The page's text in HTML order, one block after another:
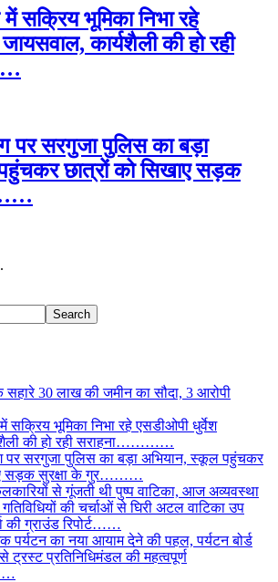
सक्रिय भूमिका निभा रहे
कार्यशैली की हो रही
पर सरगुजा पुलिस का बड़ा
छात्रों को सिखाए सड़क
Search
सहारे 30 लाख की जमीन का सौदा, 3 आरोपी
सक्रिय भूमिका निभा रहे एसडीओपी धुर्वेश
की हो रही सराहना…………
पर सरगुजा पुलिस का बड़ा अभियान, स्कूल पहुंचकर
सड़क सुरक्षा के गुर………
से गूंजती थी पुष्प वाटिका, आज अव्यवस्था
की चर्चाओं से घिरी अटल वाटिका उप
की ग्राउंड रिपोर्ट……
पर्यटन का नया आयाम देने की पहल, पर्यटन बोर्ड
से ट्रस्ट प्रतिनिधिमंडल की महत्वपूर्ण